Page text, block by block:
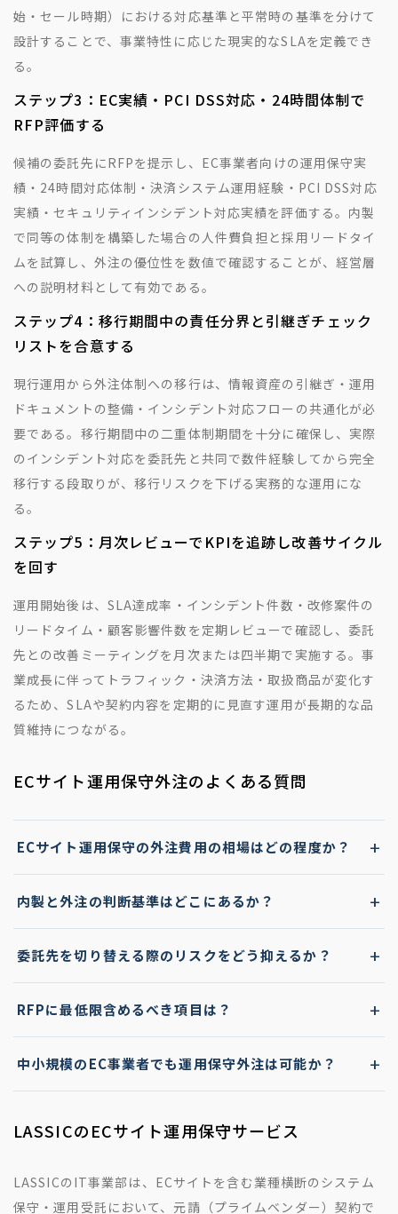
始・セール時期）における対応基準と平常時の基準を分けて
設計することで、事業特性に応じた現実的なSLAを定義でき
る。
ステップ3：EC実績・PCI DSS対応・24時間体制で
RFP評価する
候補の委託先にRFPを提示し、EC事業者向けの運用保守実
績・24時間対応体制・決済システム運用経験・PCI DSS対応
実績・セキュリティインシデント対応実績を評価する。内製
で同等の体制を構築した場合の人件費負担と採用リードタイ
ムを試算し、外注の優位性を数値で確認することが、経営層
への説明材料として有効である。
ステップ4：移行期間中の責任分界と引継ぎチェック
リストを合意する
現行運用から外注体制への移行は、情報資産の引継ぎ・運用
ドキュメントの整備・インシデント対応フローの共通化が必
要である。移行期間中の二重体制期間を十分に確保し、実際
のインシデント対応を委託先と共同で数件経験してから完全
移行する段取りが、移行リスクを下げる実務的な運用にな
る。
ステップ5：月次レビューでKPIを追跡し改善サイクル
を回す
運用開始後は、SLA達成率・インシデント件数・改修案件の
リードタイム・顧客影響件数を定期レビューで確認し、委託
先との改善ミーティングを月次または四半期で実施する。事
業成長に伴ってトラフィック・決済方法・取扱商品が変化す
るため、SLAや契約内容を定期的に見直す運用が長期的な品
質維持につながる。
ECサイト運用保守外注のよくある質問
ECサイト運用保守の外注費用の相場はどの程度か？
内製と外注の判断基準はどこにあるか？
委託先を切り替える際のリスクをどう抑えるか？
RFPに最低限含めるべき項目は？
中小規模のEC事業者でも運用保守外注は可能か？
LASSICのECサイト運用保守サービス
LASSICのIT事業部は、ECサイトを含む業種横断のシステム
保守・運用受託において、元請（プライムベンダー）契約で